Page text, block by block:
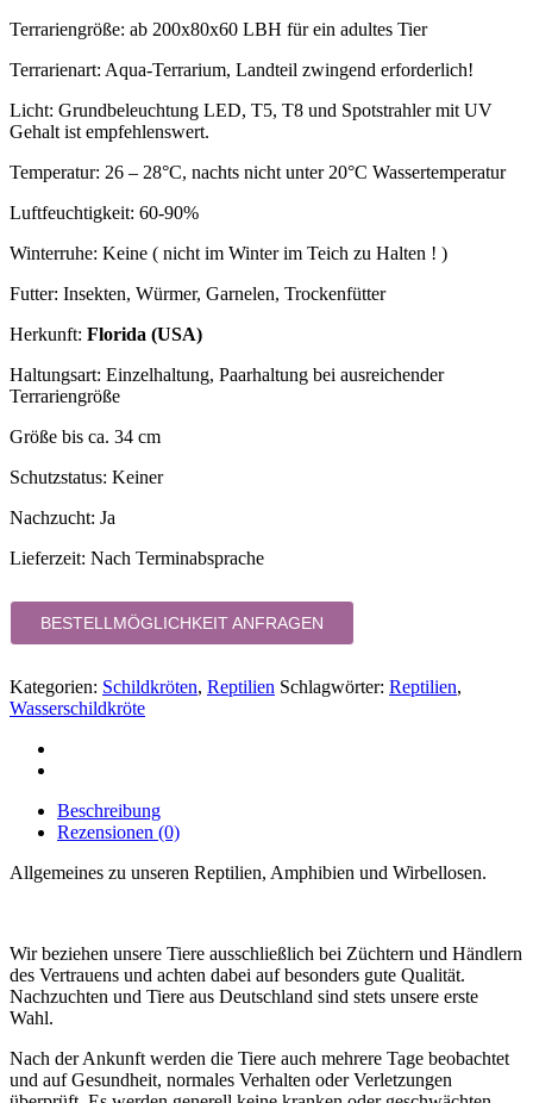
Terrariengröße: ab 200x80x60 LBH für ein adultes Tier
Terrarienart: Aqua-Terrarium, Landteil zwingend erforderlich!
Licht: Grundbeleuchtung LED, T5, T8 und Spotstrahler mit UV
Gehalt ist empfehlenswert.
Temperatur: 26 – 28°C, nachts nicht unter 20°C Wassertemperatur
Luftfeuchtigkeit: 60-90%
Winterruhe: Keine ( nicht im Winter im Teich zu Halten ! )
Futter: Insekten, Würmer, Garnelen, Trockenfütter
Herkunft: Florida (USA)
Haltungsart: Einzelhaltung, Paarhaltung bei ausreichender
Terrariengröße
Größe bis ca. 34 cm
Schutzstatus: Keiner
Nachzucht: Ja
Lieferzeit: Nach Terminabsprache
BESTELLMÖGLICHKEIT ANFRAGEN
Kategorien: Schildkröten, Reptilien Schlagwörter: Reptilien,
Wasserschildkröte
Beschreibung
Rezensionen (0)
Allgemeines zu unseren Reptilien, Amphibien und Wirbellosen.
Wir beziehen unsere Tiere ausschließlich bei Züchtern und Händlern
des Vertrauens und achten dabei auf besonders gute Qualität.
Nachzuchten und Tiere aus Deutschland sind stets unsere erste
Wahl.
Nach der Ankunft werden die Tiere auch mehrere Tage beobachtet
und auf Gesundheit, normales Verhalten oder Verletzungen